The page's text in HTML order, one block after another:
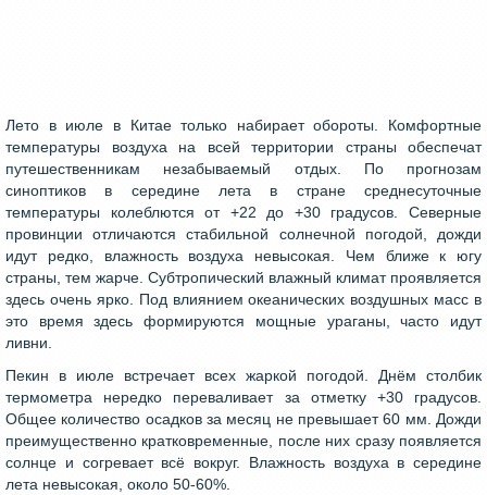
Лето в июле в Китае только набирает обороты. Комфортные
температуры воздуха на всей территории страны обеспечат
путешественникам незабываемый отдых. По прогнозам
синоптиков в середине лета в стране среднесуточные
температуры колеблются от +22 до +30 градусов. Северные
провинции отличаются стабильной солнечной погодой, дожди
идут редко, влажность воздуха невысокая. Чем ближе к югу
страны, тем жарче. Субтропический влажный климат проявляется
здесь очень ярко. Под влиянием океанических воздушных масс в
это время здесь формируются мощные ураганы, часто идут
ливни.
Пекин в июле встречает всех жаркой погодой. Днём столбик
термометра нередко переваливает за отметку +30 градусов.
Общее количество осадков за месяц не превышает 60 мм. Дожди
преимущественно кратковременные, после них сразу появляется
солнце и согревает всё вокруг. Влажность воздуха в середине
лета невысокая, около 50-60%.